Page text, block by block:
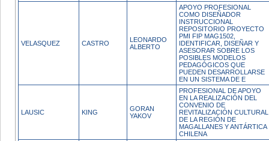
VELASQUEZ CASTRO
LEONARDO
ALBERTO
APOYO PROFESIONAL
COMO DISEÑADOR
INSTRUCCIONAL
REPOSITORIO PROYECTO
PMI FIP MAG1502,
IDENTIFICAR, DISEÑAR Y
ASESORAR SOBRE LOS
POSIBLES MODELOS
PEDAGÓGICOS QUE
PUEDEN DESARROLLARSE
EN UN SISTEMA DE E
LAUSIC KING
GORAN
YAKOV
PROFESIONAL DE APOYO
EN LA REALIZACIÓN DEL
CONVENIO DE
REVITALIZACIÓN CULTURAL
DE LA REGIÓN DE
MAGALLANES Y ANTÁRTICA
CHILENA